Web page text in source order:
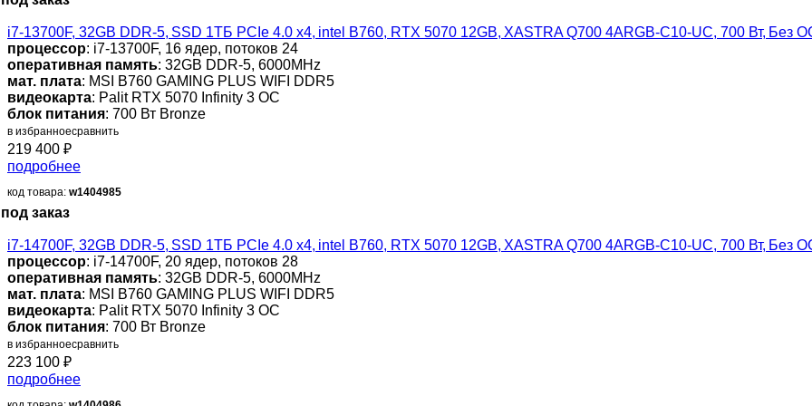
i7-13700F, 32GB DDR-5, SSD 1ТБ PCIe 4.0 x4, intel B760, RTX 5070 12GB, XASTRA Q700 4ARGB-C10-UC, 700 Вт, Без
процессор: i7-13700F, 16 ядер, потоков 24
оперативная память: 32GB DDR-5, 6000MHz
мат. плата: MSI B760 GAMING PLUS WIFI DDR5
видеокарта: Palit RTX 5070 Infinity 3 OC
блок питания: 700 Вт Bronze
в избранноесравнить
219 400 ₽
подробнее
код товара: w1404985
под заказ
i7-14700F, 32GB DDR-5, SSD 1ТБ PCIe 4.0 x4, intel B760, RTX 5070 12GB, XASTRA Q700 4ARGB-C10-UC, 700 Вт, Без
процессор: i7-14700F, 20 ядер, потоков 28
оперативная память: 32GB DDR-5, 6000MHz
мат. плата: MSI B760 GAMING PLUS WIFI DDR5
видеокарта: Palit RTX 5070 Infinity 3 OC
блок питания: 700 Вт Bronze
в избранноесравнить
223 100 ₽
подробнее